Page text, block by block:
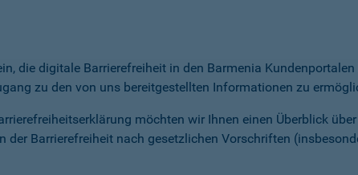
die digitale Barrierefreiheit in den Barmenia
zu den von uns bereitgestellten Informationen zu
möchten wir Ihnen einen Überblick
der Barrierefreiheit nach gesetzlichen Vorschriften